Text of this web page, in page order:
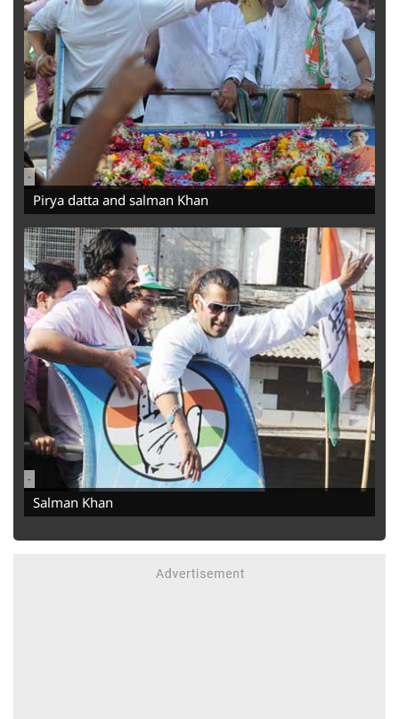
-
Pirya datta and salman Khan
-
Salman Khan